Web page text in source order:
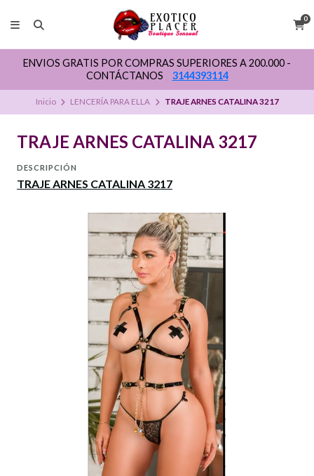
0
ENVIOS GRATIS POR COMPRAS SUPERIORES A 200.000 -
CONTÁCTANOS
3144393114
Inicio LENCERÍA PARA ELLA TRAJE ARNES CATALINA 3217
TRAJE ARNES CATALINA 3217
DESCRIPCIÓN
TRAJE ARNES CATALINA 3217